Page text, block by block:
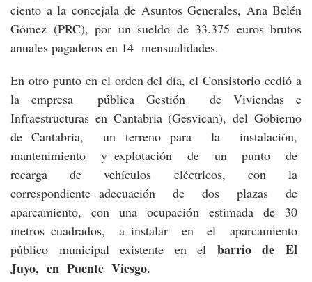
ciento a la concejala de Asuntos Generales, Ana Belén
Gómez (PRC), por un sueldo de 33.375 euros brutos
anuales pagaderos en 14 mensualidades.
En otro punto en el orden del día, el Consistorio cedió a
la empresa pública Gestión de Viviendas e
Infraestructuras en Cantabria (Gesvican), del Gobierno
de Cantabria, un terreno para la instalación,
mantenimiento y explotación de un punto de
recarga de vehículos eléctricos, con la
correspondiente adecuación de dos plazas de
aparcamiento, con una ocupación estimada de 30
metros cuadrados, a instalar en el aparcamiento
público municipal existente en el barrio de El
Juyo, en Puente Viesgo.